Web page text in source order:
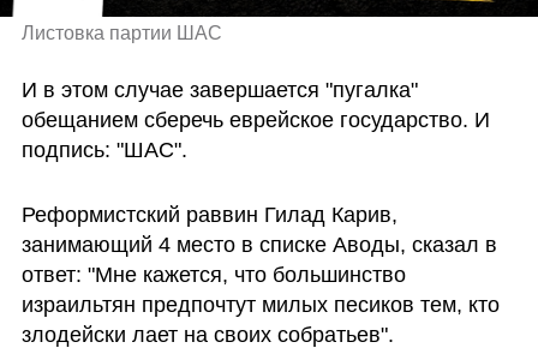
Листовка партии ШАС
И в этом случае завершается "пугалка"
обещанием сберечь еврейское государство. И
подпись: "ШАС".
Реформистский раввин Гилад Карив,
занимающий 4 место в списке Аводы, сказал в
ответ: "Мне кажется, что большинство
израильтян предпочтут милых песиков тем, кто
злодейски лает на своих собратьев".